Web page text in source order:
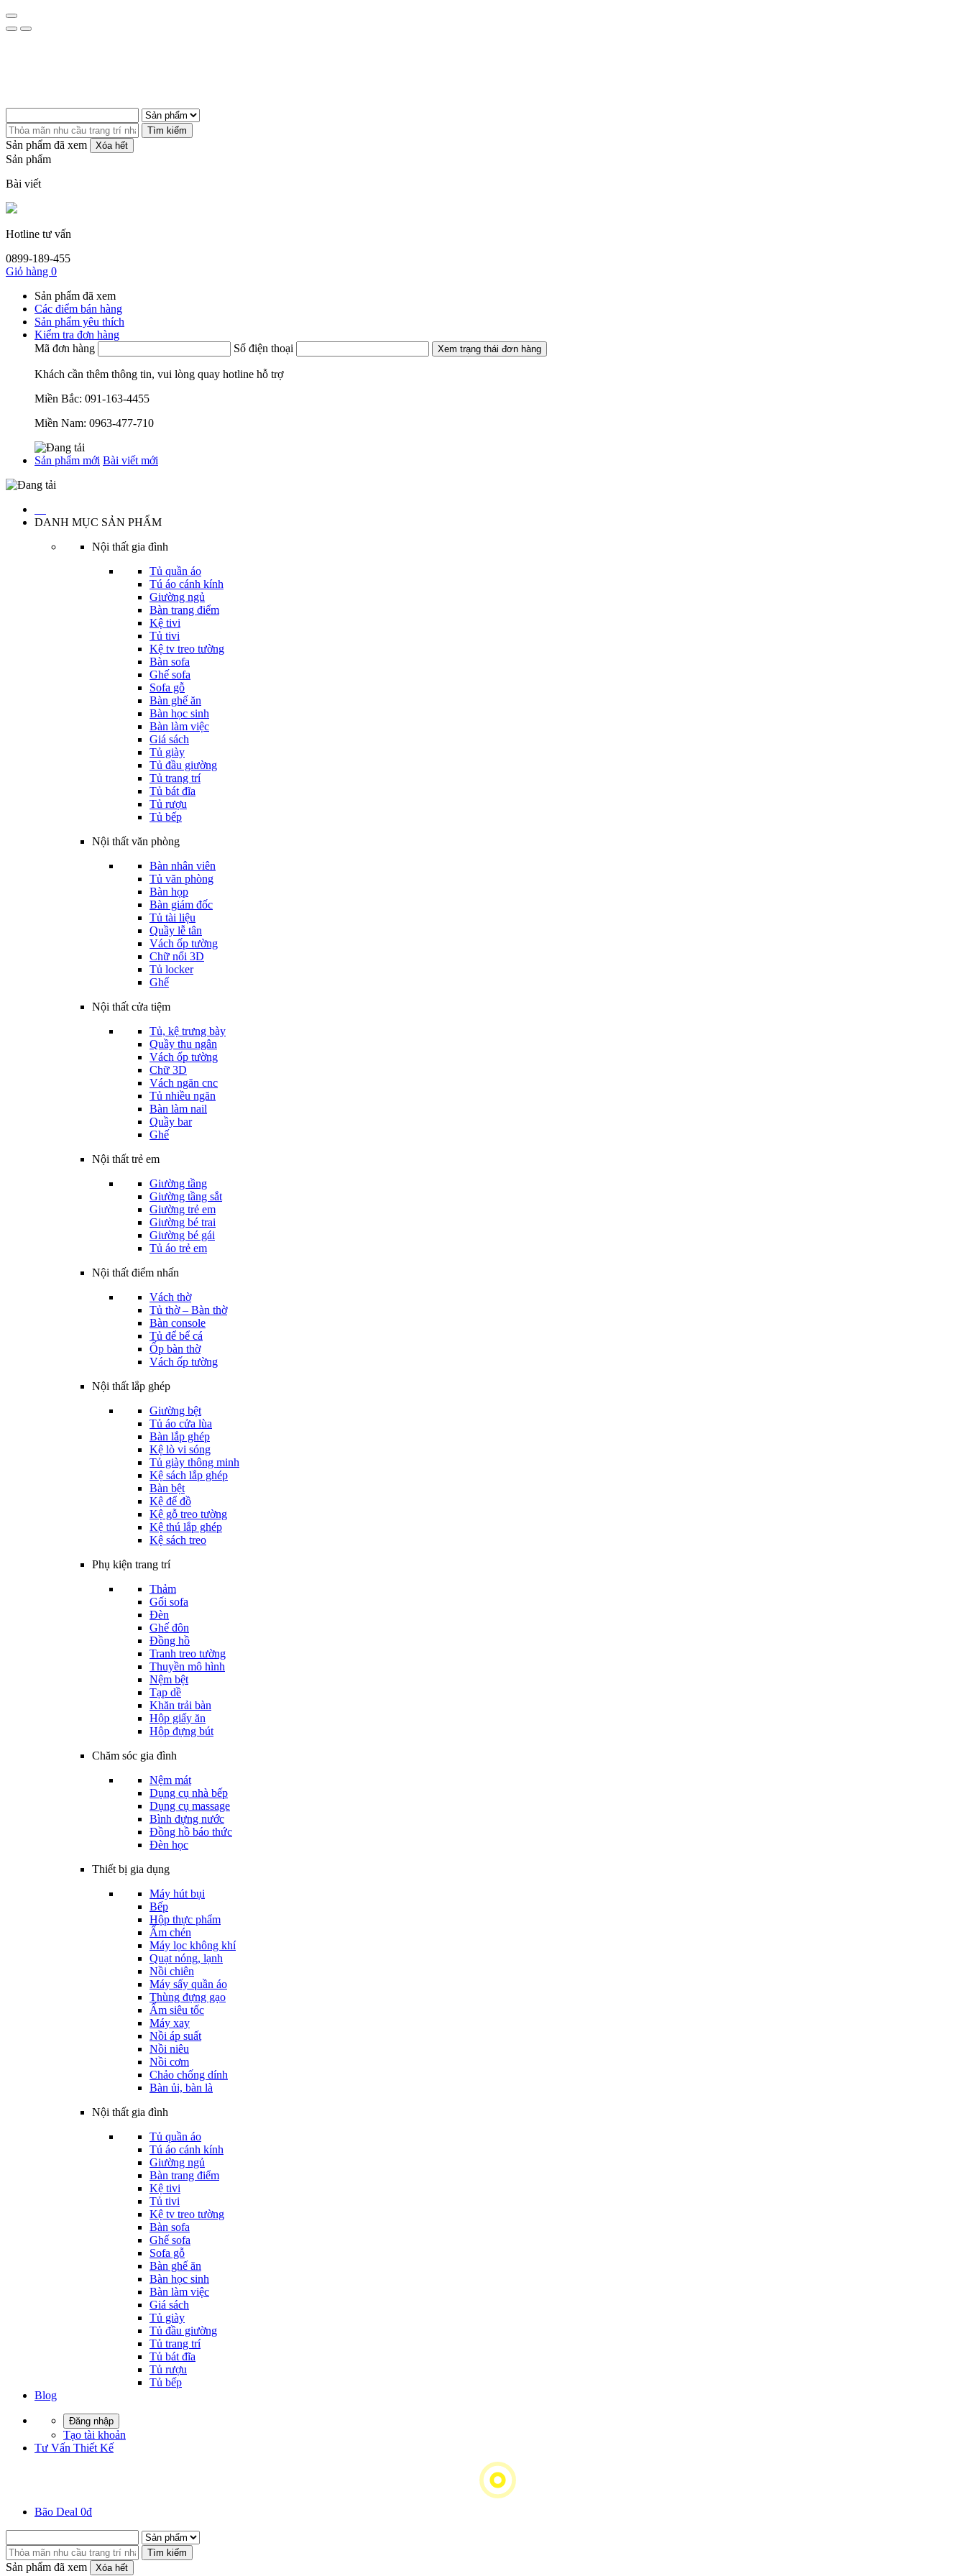
Tìm kiếm
Sản phẩm đã xem Xóa hết
Sản phẩm
Bài viết
Hotline tư vấn
0899-189-455
Giỏ hàng 0
Sản phẩm đã xem
Các điểm bán hàng
Sản phẩm yêu thích
Kiểm tra đơn hàng
Mã đơn hàng
Số điện thoại Xem trạng thái đơn hàng
Khách cần thêm thông tin, vui lòng quay hotline hỗ trợ
Miền Bắc: 091-163-4455
Miền Nam: 0963-477-710
Sản phẩm mới Bài viết mới
DANH MỤC SẢN PHẨM
Nội thất gia đình
Tủ quần áo
Tú áo cánh kính
Giường ngủ
Bàn trang điểm
Kệ tivi
Tủ tivi
Kệ tv treo tường
Bàn sofa
Ghế sofa
Sofa gỗ
Bàn ghế ăn
Bàn học sinh
Bàn làm việc
Giá sách
Tủ giày
Tủ đầu giường
Tủ trang trí
Tủ bát đĩa
Tủ rượu
Tủ bếp
Nội thất văn phòng
Bàn nhân viên
Tủ văn phòng
Bàn họp
Bàn giám đốc
Tủ tài liệu
Quầy lễ tân
Vách ốp tường
Chữ nổi 3D
Tủ locker
Ghế
Nội thất cửa tiệm
Tủ, kệ trưng bày
Quầy thu ngân
Vách ốp tường
Chữ 3D
Vách ngăn cnc
Tủ nhiều ngăn
Bàn làm nail
Quầy bar
Ghế
Nội thất trẻ em
Giường tầng
Giường tầng sắt
Giường trẻ em
Giường bé trai
Giường bé gái
Tủ áo trẻ em
Nội thất điểm nhấn
Vách thờ
Tủ thờ – Bàn thờ
Bàn console
Tủ để bể cá
Ốp bàn thờ
Vách ốp tường
Nội thất lắp ghép
Giường bệt
Tủ áo cửa lùa
Bàn lắp ghép
Kệ lò vi sóng
Tủ giày thông minh
Kệ sách lắp ghép
Bàn bệt
Kệ để đồ
Kệ gỗ treo tường
Kệ thú lắp ghép
Kệ sách treo
Phụ kiện trang trí
Thảm
Gối sofa
Đèn
Ghế đôn
Đồng hồ
Tranh treo tường
Thuyền mô hình
Nệm bệt
Tạp dề
Khăn trải bàn
Hộp giấy ăn
Hộp đựng bút
Chăm sóc gia đình
Nệm mát
Dụng cụ nhà bếp
Dụng cụ massage
Bình đựng nước
Đồng hồ báo thức
Đèn học
Thiết bị gia dụng
Máy hút bụi
Bếp
Hộp thực phẩm
Ấm chén
Máy lọc không khí
Quạt nóng, lạnh
Nồi chiên
Máy sấy quần áo
Thùng đựng gạo
Ấm siêu tốc
Máy xay
Nồi áp suất
Nồi niêu
Nồi cơm
Chảo chống dính
Bàn ủi, bàn là
Nội thất gia đình
Tủ quần áo
Tú áo cánh kính
Giường ngủ
Bàn trang điểm
Kệ tivi
Tủ tivi
Kệ tv treo tường
Bàn sofa
Ghế sofa
Sofa gỗ
Bàn ghế ăn
Bàn học sinh
Bàn làm việc
Giá sách
Tủ giày
Tủ đầu giường
Tủ trang trí
Tủ bát đĩa
Tủ rượu
Tủ bếp
Blog
Đăng nhập
Tạo tài khoản
Tư Vấn Thiết Kế
Bão Deal 0đ
Tìm kiếm
Sản phẩm đã xem Xóa hết